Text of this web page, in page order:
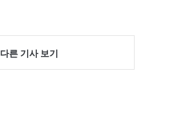
다른 기사 보기